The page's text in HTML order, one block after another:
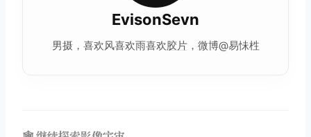
EvisonSevn
男摄，喜欢风喜欢雨喜欢胶片，微博@易怽栍